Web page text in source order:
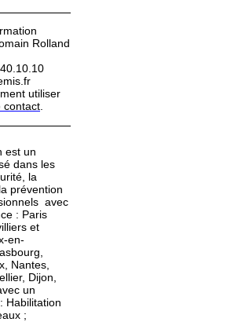
Rolland
utiliser
contact
est un
dans les
la
prévention
avec
: Paris
et
en-
Nantes,
Dijon,
un
Habilitation
;